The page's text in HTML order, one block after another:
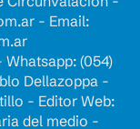
- Email:
Whatsapp: (054)
Dellazoppa -
- Editor Web:
del medio -